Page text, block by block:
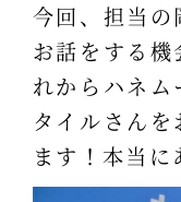
今回、担当の
お話をする機
れからハネ
タイルさん
ます！本当に